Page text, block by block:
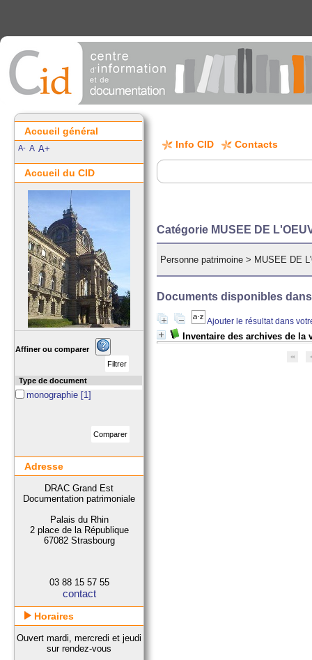
Info CID Contacts
Catégorie MUSEE DE
Personne patrimoine > MUSEE DE
Documents disponibles
Ajouter le résultat dans
Inventaire des archives de la
Accueil général
A- A A+
Accueil du CID
Affiner ou comparer
Type de document
monographie [1]
Adresse
DRAC Grand Est
Documentation patrimoniale
Palais du Rhin
2 place de la République
67082 Strasbourg
03 88 15 57 55
contact
Horaires
Ouvert mardi, mercredi et jeudi
sur rendez-vous